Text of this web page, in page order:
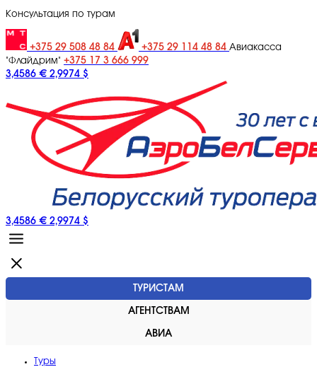
Консультация по турам
+375 29 508 48 84 +375 29 114 48 84 Авиакасса
"Флайдрим" +375 17 3 666 999
3,4586 € 2,9974 $
3,4586 € 2,9974 $
ТУРИСТАМ
АГЕНТСТВАМ
АВИА
Туры